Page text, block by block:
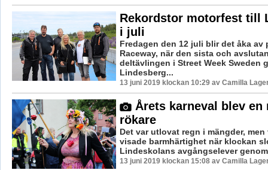
Rekordstor motorfest till
i juli
Fredagen den 12 juli blir det åka av
Raceway, när den sista och
deltävlingen i Street Week Sweden
Lindesberg...
13 juni 2019 klockan 10:29 av Camilla
Årets karneval blev en
rökare
Det var utlovat regn i mängder,
visade barmhärtighet när klockan
Lindeskolans avgångselever
13 juni 2019 klockan 15:08 av Camilla